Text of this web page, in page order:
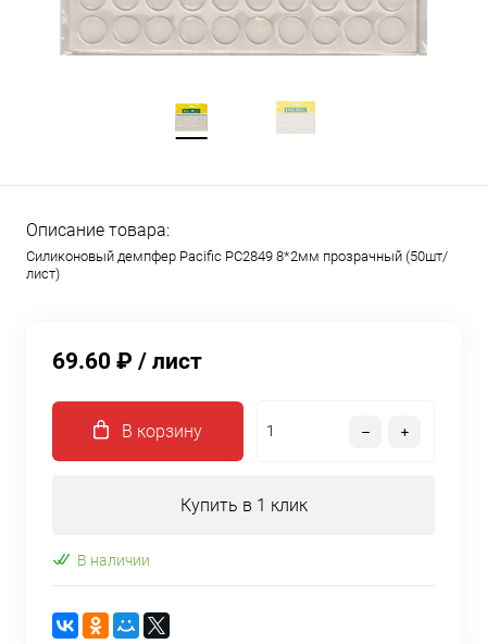
Описание товара:
Силиконовый демпфер Pacific PC2849 8*2мм прозрачный (50шт/
лист)
69.60 ₽ / лист
В корзину
Купить в 1 клик
В наличии